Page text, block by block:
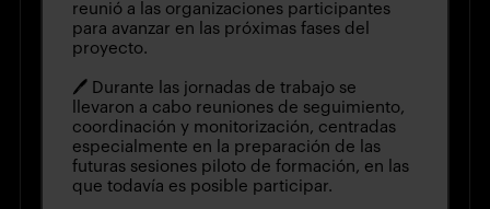
reunió a las organizaciones participantes
para avanzar en las próximas fases del
proyecto.
🖊️ Durante las jornadas de trabajo se
llevaron a cabo reuniones de seguimiento,
coordinación y monitorización, centradas
especialmente en la preparación de las
futuras sesiones piloto de formación, en las
que todavía es posible participar.